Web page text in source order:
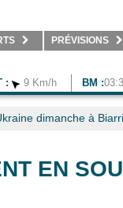
PRÉVISIONS
: 9 Km/h BM :
dimanche à
EN